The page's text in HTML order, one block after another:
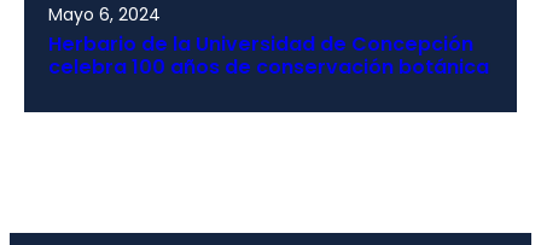
Mayo 6, 2024
Herbario de la Universidad de Concepción
celebra 100 años de conservación botánica